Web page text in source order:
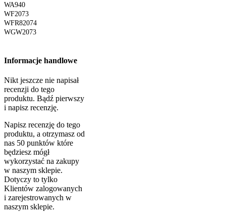
WA940
WF2073
WFR82074
WGW2073
Informacje handlowe
Nikt jeszcze nie napisał
recenzji do tego
produktu. Bądź pierwszy
i napisz recenzję.
Napisz recenzję do tego
produktu, a otrzymasz od
nas 50 punktów które
będziesz mógł
wykorzystać na zakupy
w naszym sklepie.
Dotyczy to tylko
Klientów zalogowanych
i zarejestrowanych w
naszym sklepie.